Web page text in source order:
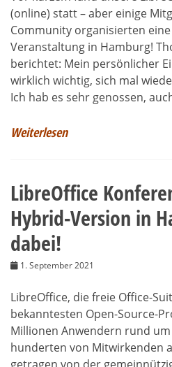
(online) statt – aber einige
Community organisierten eine
Veranstaltung in Hamburg!
berichtet: Mein persönlicher
wirklich wichtig, sich mal
Ich hab es sehr genossen,
Weiterlesen
LibreOffice
Hybrid-Version in
dabei!
1. September 2021
LibreOffice, die freie Office-
bekanntesten Open-Source-
Millionen Anwendern rund
hunderten von Mitwirkenden